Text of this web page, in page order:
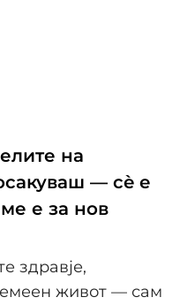
на
— сè е
е за нов
здравје,
живот — сам